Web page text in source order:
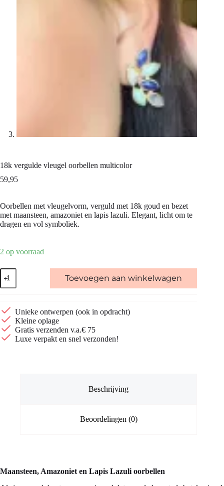
18k vergulde vleugel oorbellen multicolor
59,95
Oorbellen met vleugelvorm, verguld met 18k goud en bezet
met maansteen, amazoniet en lapis lazuli. Elegant, licht om te
dragen en vol symboliek.
2 op voorraad
18k
vergulde
vleugel
multicolor
aantal
Toevoegen aan winkelwagen
Unieke ontwerpen (ook in opdracht)
Kleine oplage
Gratis verzenden v.a.€ 75
Luxe verpakt en snel verzonden!
Beschrijving
Beoordelingen (0)
Maansteen, Amazoniet en Lapis Lazuli oorbellen